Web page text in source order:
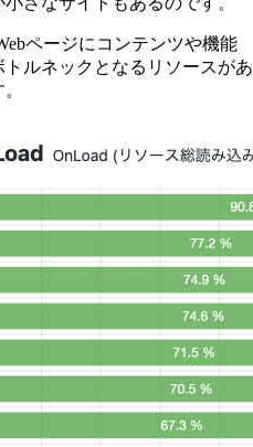
ページにコンテンツや機能
ルネックとなるリソースがあ